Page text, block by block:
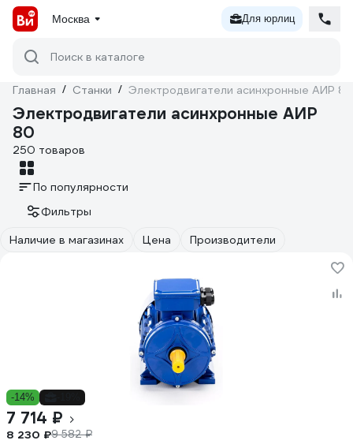
Москва Для юрлиц
Поиск в каталоге
Главная / Станки / Электродвигатели асинхронные АИР 80
Электродвигатели асинхронные АИР
80
250 товаров
По популярности
Фильтры
Наличие в магазинах
Цена Производители
-14%
7 714 ₽
8 230 ₽9 582 ₽